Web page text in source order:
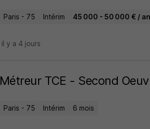
Paris - 75 Intérim 45 000 - 50 000 € / an
il y a 4 jours
Métreur TCE - Second
Paris - 75 Intérim 6 mois